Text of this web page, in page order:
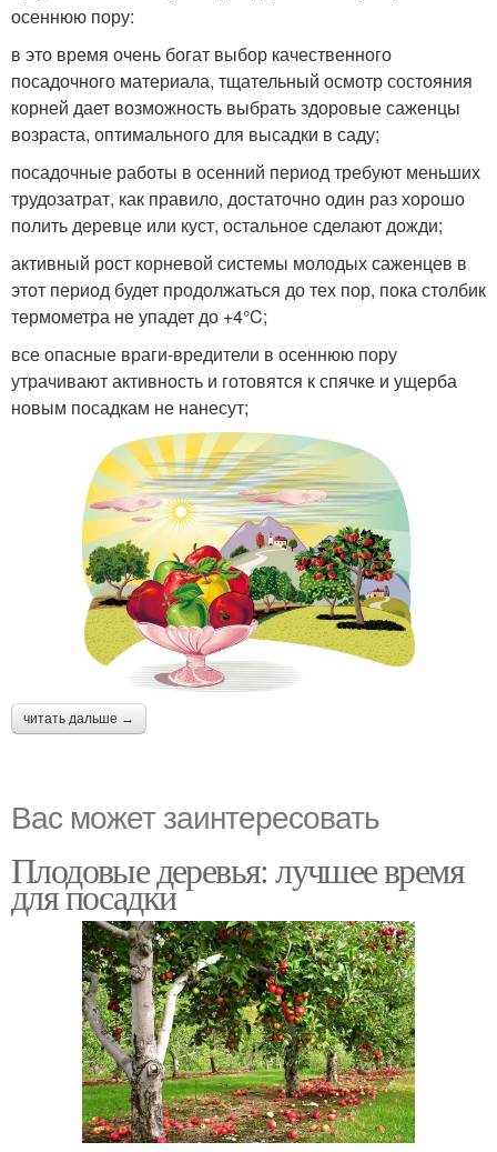
осеннюю пору:
в это время очень богат выбор качественного
посадочного материала, тщательный осмотр состояния
корней дает возможность выбрать здоровые саженцы
возраста, оптимального для высадки в саду;
посадочные работы в осенний период требуют меньших
трудозатрат, как правило, достаточно один раз хорошо
полить деревце или куст, остальное сделают дожди;
активный рост корневой системы молодых саженцев в
этот период будет продолжаться до тех пор, пока столбик
термометра не упадет до +4°C;
все опасные враги-вредители в осеннюю пору
утрачивают активность и готовятся к спячке и ущерба
новым посадкам не нанесут;
читать дальше →
Вас может заинтересовать
Плодовые деревья: лучшее время
для посадки